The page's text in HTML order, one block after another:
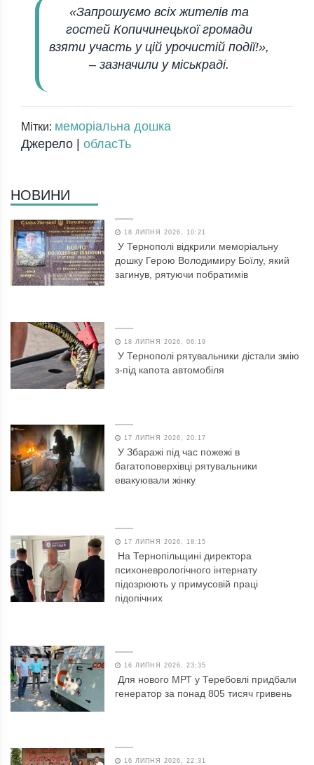
«Запрошуємо всіх жителів та
гостей Копичинецької громади
взяти участь у цій урочистій події!»,
– зазначили у міськраді.
Мітки: меморіальна дошка
Джерело | обласТь
НОВИНИ
18 ЛИПНЯ 2026, 10:21
У Тернополі відкрили меморіальну
дошку Герою Володимиру Боїлу, який
загинув, рятуючи побратимів
18 ЛИПНЯ 2026, 06:19
У Тернополі рятувальники дістали змію
з-під капота автомобіля
17 ЛИПНЯ 2026, 20:17
У Збаражі під час пожежі в
багатоповерхівці рятувальники
евакуювали жінку
17 ЛИПНЯ 2026, 18:15
На Тернопільщині директора
психоневрологічного інтернату
підозрюють у примусовій праці
підопічних
16 ЛИПНЯ 2026, 23:35
Для нового МРТ у Теребовлі придбали
генератор за понад 805 тисяч гривень
16 ЛИПНЯ 2026, 22:31